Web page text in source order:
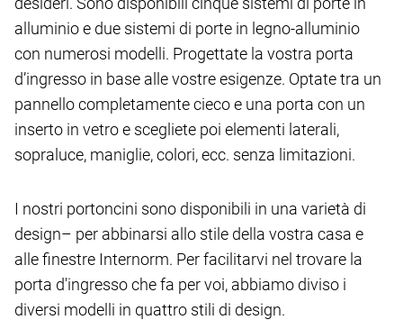
alluminio e due sistemi di porte in legno-alluminio
con numerosi modelli. Progettate la vostra porta
d’ingresso in base alle vostre esigenze. Optate tra un
pannello completamente cieco e una porta con un
inserto in vetro e scegliete poi elementi laterali,
sopraluce, maniglie, colori, ecc. senza limitazioni.
I nostri portoncini sono disponibili in una varietà di
design– per abbinarsi allo stile della vostra casa e
alle finestre Internorm. Per facilitarvi nel trovare la
porta d'ingresso che fa per voi, abbiamo diviso i
diversi modelli in quattro stili di design.